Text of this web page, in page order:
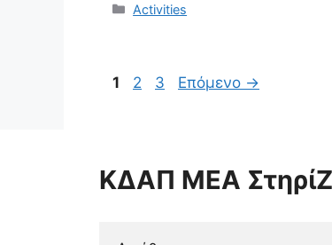
Κατηγορίες
Activities
Σελίδα
1 Σελίδα
2 Σελίδα
3 Επόμενο →
ΚΔΑΠ ΜΕΑ